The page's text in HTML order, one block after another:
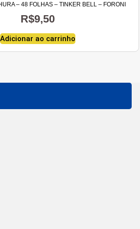
– 48 FOLHAS – TINKER BELL – FORONI
R$9,50
Adicionar ao carrinho